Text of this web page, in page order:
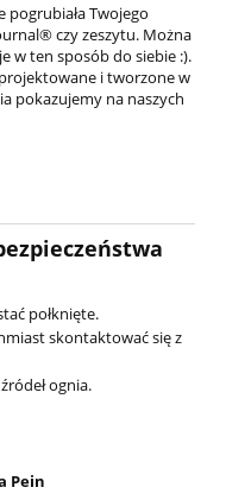
pogrubiała Twojego
czy zeszytu. Można
w ten sposób do siebie :).
i tworzone w
pokazujemy na naszych
połknięte.
skontaktować się z
ognia.
Pein